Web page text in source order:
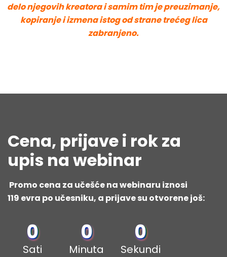
delo njegovih kreatora i samim tim je preuzimanje,
kopiranje i izmena istog od strane trećeg lica
zabranjeno.
Cena, prijave i rok za
upis na webinar
Promo cena za učešće na webinaru iznosi
119 evra po učesniku, a prijave su otvorene još:
0
Sati
0
Minuta
0
Sekundi